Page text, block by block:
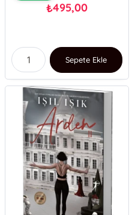
₺495,00
Sepete Ekle